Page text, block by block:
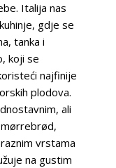
Italija nas
gdje se
tanka i
koji se
najfinije
plodova.
ali
vrstama
na gustim